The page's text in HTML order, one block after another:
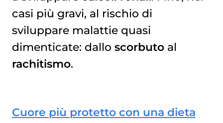
casi più gravi, al rischio di
sviluppare malattie quasi
dimenticate: dallo scorbutoal
rachitismo.
Cuore più protetto con una dieta